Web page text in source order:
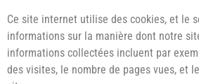
Ce site internet utilise des cookies, et le
informations sur la manière dont notre
informations collectées incluent par
des visites, le nombre de pages vues, et